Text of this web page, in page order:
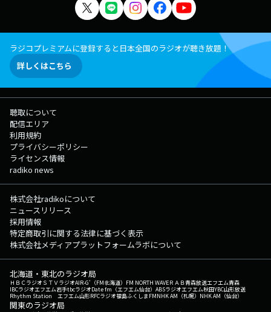
ラジコプレミアムに登録すると日本全国のラジオが聴き放題！
詳しくはこちら
聴取について
配信エリア
利用規約
プライバシーポリシー
ライセンス情報
radiko news
株式会社radikoについて
ニュースリリース
採用情報
特定商取引に関する法律に基づく表示
株式会社メディアプラットフォームラボについて
北海道・東北のラジオ局
ＨＢＣラジオＳＴＶラジオAIR-G'（FM北海道） FM NORTH WAVEＲＡＢ青森放送エフエム青森
IBCラジオエフエム岩手tbcラジオDate fm（エフエム仙台） ABSラジオエフエム秋田YBC山形放送
Rhythm Station エフエム山形RFCラジオ福島ふくしまFMNHK AM（札幌） NHK AM（仙台）
関東のラジオ局